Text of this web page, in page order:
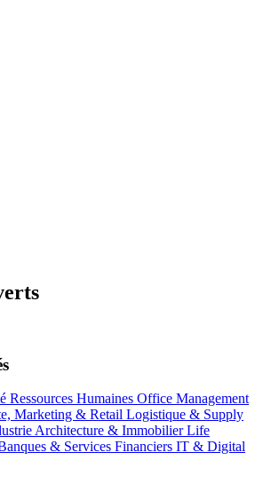
Ressources Humaines Office Management
Marketing & Retail Logistique & Supply
Architecture & ImmobilierLife
& Services Financiers IT & Digital